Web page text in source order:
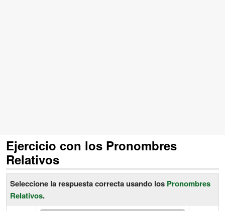
Ejercicio con los Pronombres
Relativos
Seleccione la respuesta correcta usando los Pronombres
Relativos.